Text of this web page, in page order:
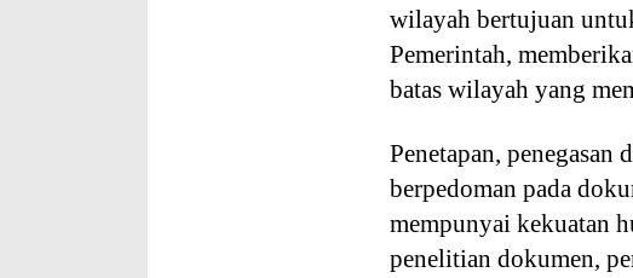
wilayah bertujuan
Pemerintah,
batas wilayah yang
Penetapan, penegasan
berpedoman pada
mempunyai kekuatan
penelitian dokumen,